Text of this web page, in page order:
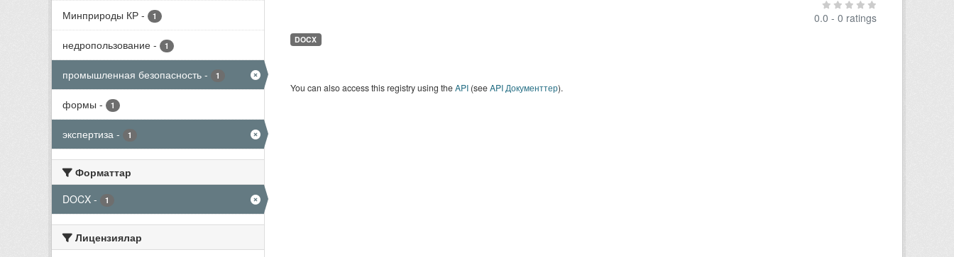
Минприроды КР - 1
недропользование - 1
промышленная безопасность - 1
формы - 1
экспертиза - 1
Форматтар
DOCX - 1
Лицензиялар
0.0 - 0 ratings
DOCX
You can also access this registry using theAPI(seeAPI Документтер).